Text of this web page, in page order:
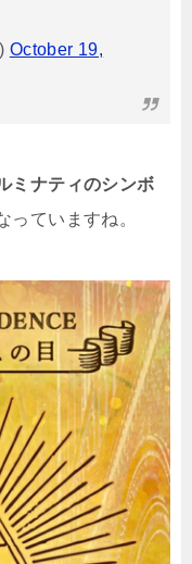
October 19,
ミナティのシンボ
っていますね。